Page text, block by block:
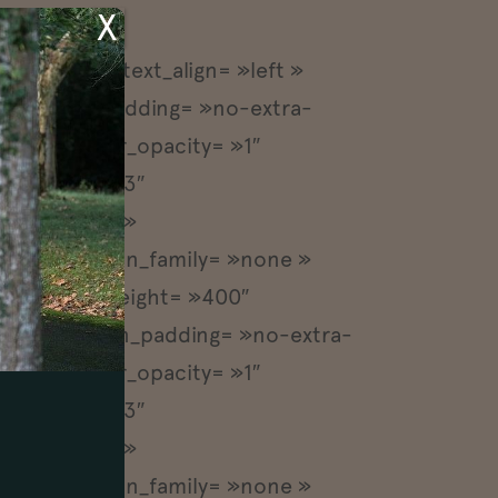
»yes »
»dark » text_align= »left »
column_padding= »no-extra-
»1″
width= »1/3″
»default »
» icon_family= »none »
in » min_height= »400″
column_padding= »no-extra-
»1″
width= »1/3″
»default »
» icon_family= »none »
X